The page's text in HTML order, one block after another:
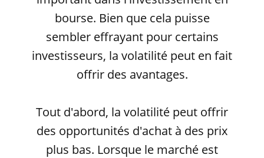
bourse. Bien que cela puisse
sembler effrayant pour certains
investisseurs, la volatilité peut en fait
offrir des avantages.
Tout d'abord, la volatilité peut offrir
des opportunités d'achat à des prix
plus bas. Lorsque le marché est